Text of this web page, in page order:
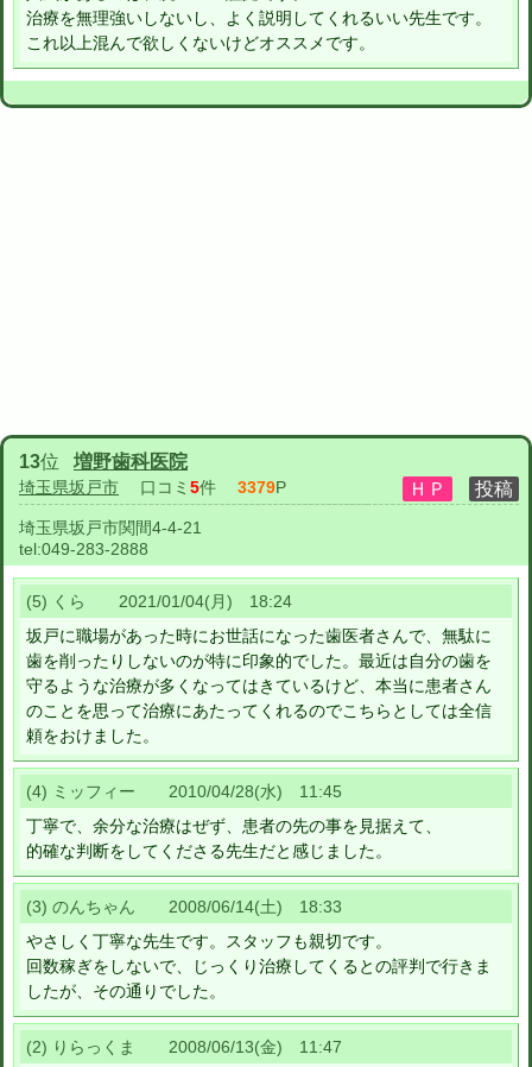
治療を無理強いしないし、よく説明してくれるいい先生です。
これ以上混んで欲しくないけどオススメです。
13位 増野歯科医院
埼玉県坂戸市 口コミ 5件 3379P
埼玉県坂戸市関間4-4-21
tel:049-283-2888
(5) くら 2021/01/04(月) 18:24
坂戸に職場があった時にお世話になった歯医者さんで、無駄に
歯を削ったりしないのが特に印象的でした。最近は自分の歯を
守るような治療が多くなってはきているけど、本当に患者さん
のことを思って治療にあたってくれるのでこちらとしては全信
頼をおけました。
(4) ミッフィー 2010/04/28(水) 11:45
丁寧で、余分な治療はぜず、患者の先の事を見据えて、
的確な判断をしてくださる先生だと感じました。
(3) のんちゃん 2008/06/14(土) 18:33
やさしく丁寧な先生です。スタッフも親切です。
回数稼ぎをしないで、じっくり治療してくるとの評判で行きま
したが、その通りでした。
(2) りらっくま 2008/06/13(金) 11:47